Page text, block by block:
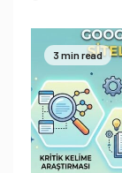
3 min read